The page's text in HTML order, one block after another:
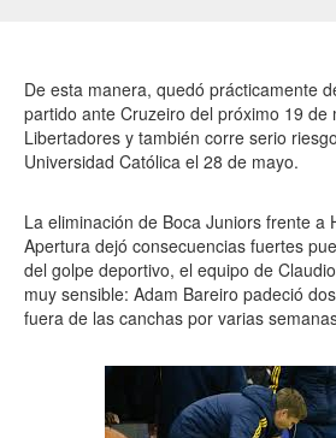
De esta manera, quedó prácticamente
partido ante Cruzeiro del próximo 19 de
Libertadores y también corre serio
Universidad Católica el 28 de mayo.
La eliminación de Boca Juniors frente a
Apertura dejó consecuencias fuertes
del golpe deportivo, el equipo de
muy sensible: Adam Bareiro padeció
fuera de las canchas por varias